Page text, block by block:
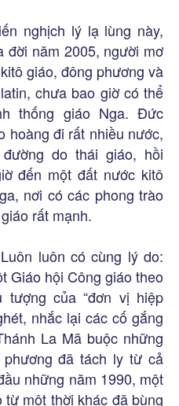
nghịch lý lạ lùng này,
đời năm 2005, người mơ
giáo, đông phương và
chưa bao giờ có thể
thống giáo Nga. Đức
hoàng đi rất nhiều nước,
do thái giáo, hồi
đến một đất nước kitô
nơi có các phong trào
rất mạnh.
luôn có cùng lý do:
Giáo hội Công giáo theo
tượng của “đơn vị hiệp
nhắc lại các cố gắng
La Mã buộc những
đã tách ly từ cả
những năm 1990, một
một thời khác đã bùng